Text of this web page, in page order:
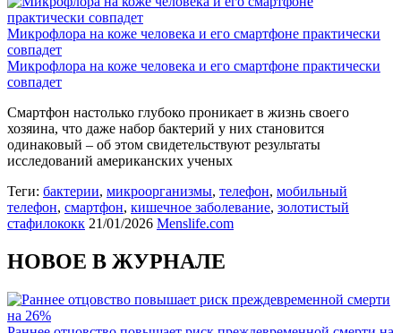
Микрофлора на коже человека и его смартфоне практически
совпадет
Микрофлора на коже человека и его смартфоне практически
совпадет
Смартфон настолько глубоко проникает в жизнь своего
хозяина, что даже набор бактерий у них становится
одинаковый – об этом свидетельствуют результаты
исследований американских ученых
Теги: бактерии, микроорганизмы, телефон, мобильный
телефон, смартфон, кишечное заболевание, золотистый
стафилококк 21/01/2026 Menslife.com
НОВОЕ В ЖУРНАЛЕ